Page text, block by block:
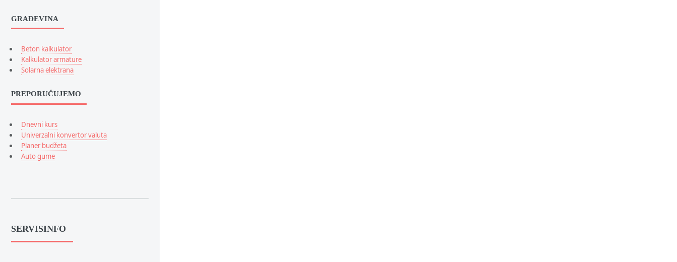
GRAĐEVINA
Beton kalkulator
Kalkulator armature
Solarna elektrana
PREPORUČUJEMO
Dnevni kurs
Univerzalni konvertor valuta
Planer budžeta
Auto gume
SERVISINFO